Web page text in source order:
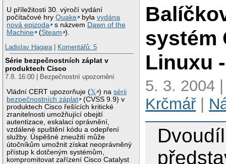
U příležitosti 30. výročí vydání
počítačové hryQuake bylavydána
nová epizoda
s názvem Dawn of the
Machine
(Steam ).
Ladislav Hagara| Komentářů: 5
Série bezpečnostních záplat v
produktech Cisco
7.8. 16:00 | Bezpečnostní upozornění
Vládní CERT upozorňuje (𝕏 ) nasérii
bezpečnostních záplat
(CVSS 9.9) v
produktech Cisco řešících kritické
zranitelnosti umožňující obejití
autentizace, eskalaci oprávnění,
vzdálené spuštění kódu a odepření
služby. Úspěšné zneužití může
útočníkům umožnit získat neoprávněný
přístup k dotčeným systémům,
kompromitovat zařízení Cisco Catalyst
systém
Linuxu
5. 3. 2004
Krčmář|